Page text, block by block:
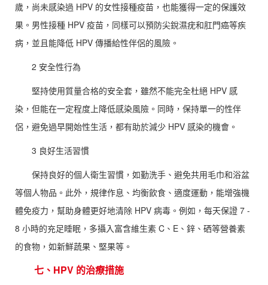
歲，尚未感染過 HPV 的女性接種疫苗，也能獲得一定的保護效
果。男性接種 HPV 疫苗，同樣可以預防尖銳濕疣和肛門癌等疾
病，並且能降低 HPV 傳播給性伴侶的風險。
2 安全性行為
堅持使用質量合格的安全套，雖然不能完全杜絕 HPV 感
染，但能在一定程度上降低感染風險。同時，保持單一的性伴
侶，避免過早開始性生活，都有助於減少 HPV 感染的機會。
3 良好生活習慣
保持良好的個人衛生習慣，如勤洗手、避免共用毛巾和浴盆
等個人物品。此外，規律作息、均衡飲食、適度運動，能增強機
體免疫力，幫助身體更好地清除 HPV 病毒。例如，每天保證 7 -
8 小時的充足睡眠，多攝入富含維生素 C、E、鋅、硒等營養素
的食物，如新鮮蔬果、堅果等。
七、HPV 的治療措施